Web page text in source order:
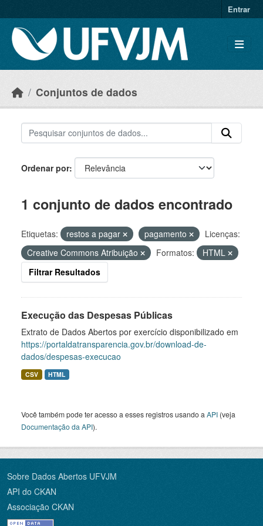
Entrar
Conjuntos de dados
Ordenar por
1 conjunto de dados encontrado
Etiquetas: restos a pagar pagamento
Licenças:
Creative Commons Atribuição
Formatos:
HTML
Filtrar Resultados
Execução das Despesas Públicas
Extrato de Dados Abertos por exercício disponibilizado em
https://portaldatransparencia.gov.br/download-de-
dados/despesas-execucao
CSV HTML
Você também pode ter acesso a esses registros usando a API (veja
Documentação da API).
Sobre Dados Abertos UFVJM
API do CKAN
Associação CKAN